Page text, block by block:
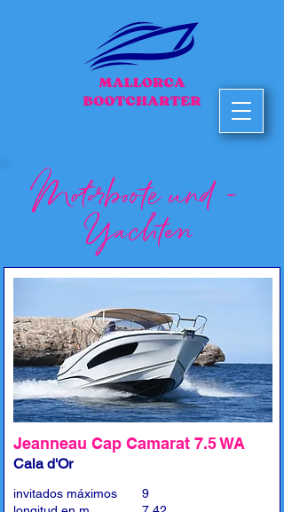
Motorboote und -
Yachten
Jeanneau Cap Camarat 7.5 WA
Cala d'Or
invitados máximos
9